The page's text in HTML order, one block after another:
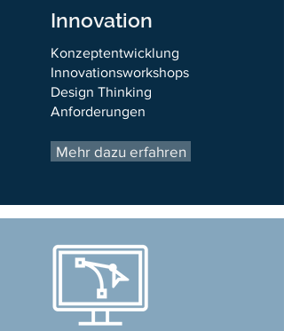
Innovation
Konzeptentwicklung
Innovationsworkshops
Design Thinking
Anforderungen
Mehr dazu erfahren